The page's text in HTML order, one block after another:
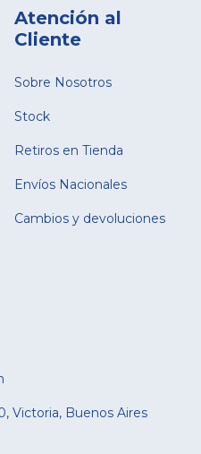
Atención al
Cliente
Sobre Nosotros
Stock
Retiros en Tienda
Envíos Nacionales
Cambios y devoluciones
Victoria, Buenos Aires